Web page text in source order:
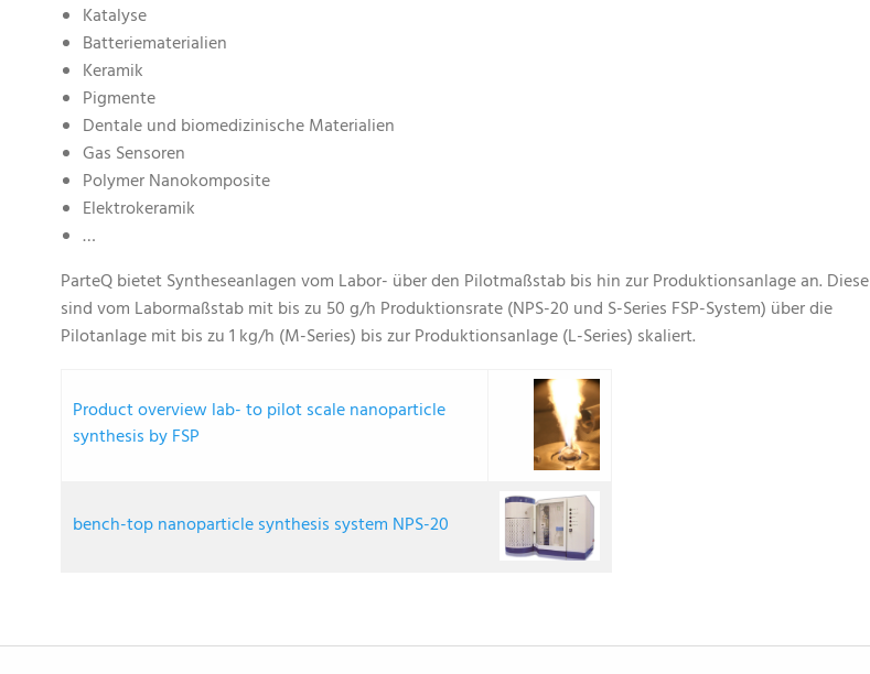
Katalyse
Batteriematerialien
Keramik
Pigmente
Dentale und biomedizinische Materialien
Gas Sensoren
Polymer Nanokomposite
Elektrokeramik
…
ParteQ bietet Syntheseanlagen vom Labor- über den Pilotmaßstab bis hin zur Produktionsanlage an. Diese
sind vom Labormaßstab mit bis zu 50 g/h Produktionsrate (NPS-20 und S-Series FSP-System) über die
Pilotanlage mit bis zu 1 kg/h (M-Series) bis zur Produktionsanlage (L-Series) skaliert.
Product overview lab- to pilot scale nanoparticle
synthesis by FSP
bench-top nanoparticle synthesis system NPS-20